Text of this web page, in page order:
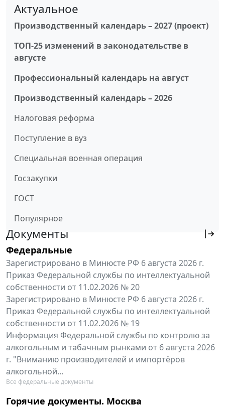
Актуальное
Производственный календарь – 2027 (проект)
ТОП-25 изменений в законодательстве в
августе
Профессиональный календарь на август
Производственный календарь – 2026
Налоговая реформа
Поступление в вуз
Специальная военная операция
Госзакупки
ГОСТ
Популярное
Документы
Федеральные
Зарегистрировано в Минюсте РФ 6 августа 2026 г.
Приказ Федеральной службы по интеллектуальной
собственности от 11.02.2026 № 20
Зарегистрировано в Минюсте РФ 6 августа 2026 г.
Приказ Федеральной службы по интеллектуальной
собственности от 11.02.2026 № 19
Информация Федеральной службы по контролю за
алкогольным и табачным рынками от 6 августа 2026
г. "Вниманию производителей и импортёров
алкогольной...
Все федеральные документы
Горячие документы. Москва